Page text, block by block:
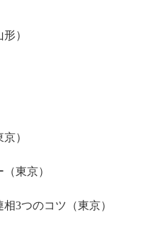
）
）
東京）
3つのコツ（東京）